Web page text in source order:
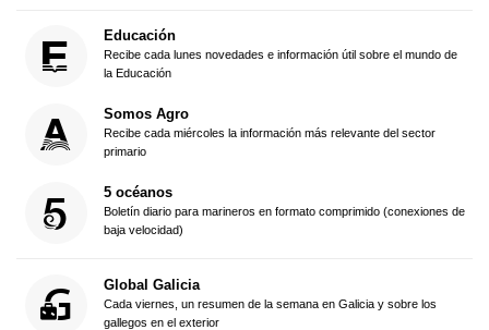
Educación
Recibe cada lunes novedades e información útil sobre el mundo de
la Educación
Somos Agro
Recibe cada miércoles la información más relevante del sector
primario
5 océanos
Boletín diario para marineros en formato comprimido (conexiones de
baja velocidad)
Global Galicia
Cada viernes, un resumen de la semana en Galicia y sobre los
gallegos en el exterior